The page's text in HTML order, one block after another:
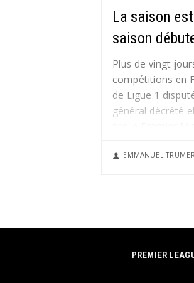
La saison
saison
Plus de vingt
compétitions en
de Ligue 1
général décrété
calendrier de
EMMANUEL
PREMIER